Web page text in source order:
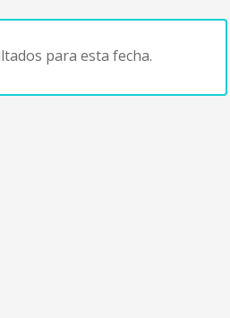
para esta fecha.